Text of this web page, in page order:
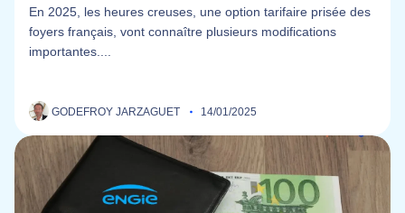
En 2025, les heures creuses, une option tarifaire prisée des
foyers français, vont connaître plusieurs modifications
importantes....
GODEFROY JARZAGUET 14/01/2025